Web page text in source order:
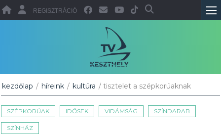
REGISZTRÁCIÓ
kezdőlap / híreink / kultúra / tisztelet a szépkorúaknak
SZÉPKORÚAK IDŐSEK VIDÁMSÁG SZÍNDARAB
SZÍNHÁZ